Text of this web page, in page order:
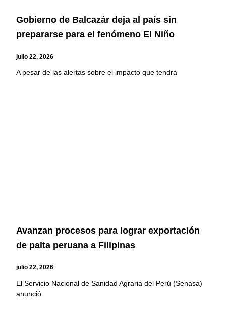
Gobierno de Balcazár deja al país sin
prepararse para el fenómeno El Niño
julio 22, 2026
A pesar de las alertas sobre el impacto que tendrá
Avanzan procesos para lograr exportación
de palta peruana a Filipinas
julio 22, 2026
El Servicio Nacional de Sanidad Agraria del Perú (Senasa)
anunció